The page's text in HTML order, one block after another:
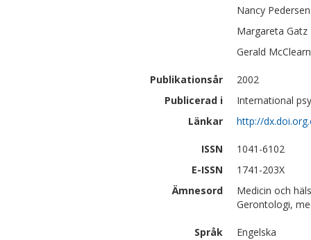
Nancy Pedersen
Margareta Gatz
Gerald McClearn
Publikationsår
2002
Publicerad i
International
Länkar
http://
ISSN
1041-6102
E-ISSN
1741-203X
Ämnesord
Medicin och
Gerontologi,
Språk
Engelska